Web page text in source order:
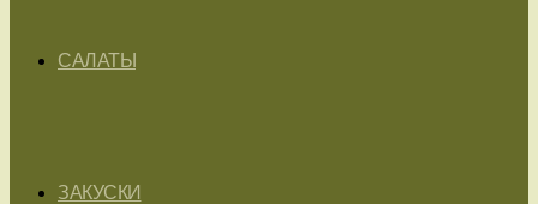
САЛАТЫ
ЗАКУСКИ